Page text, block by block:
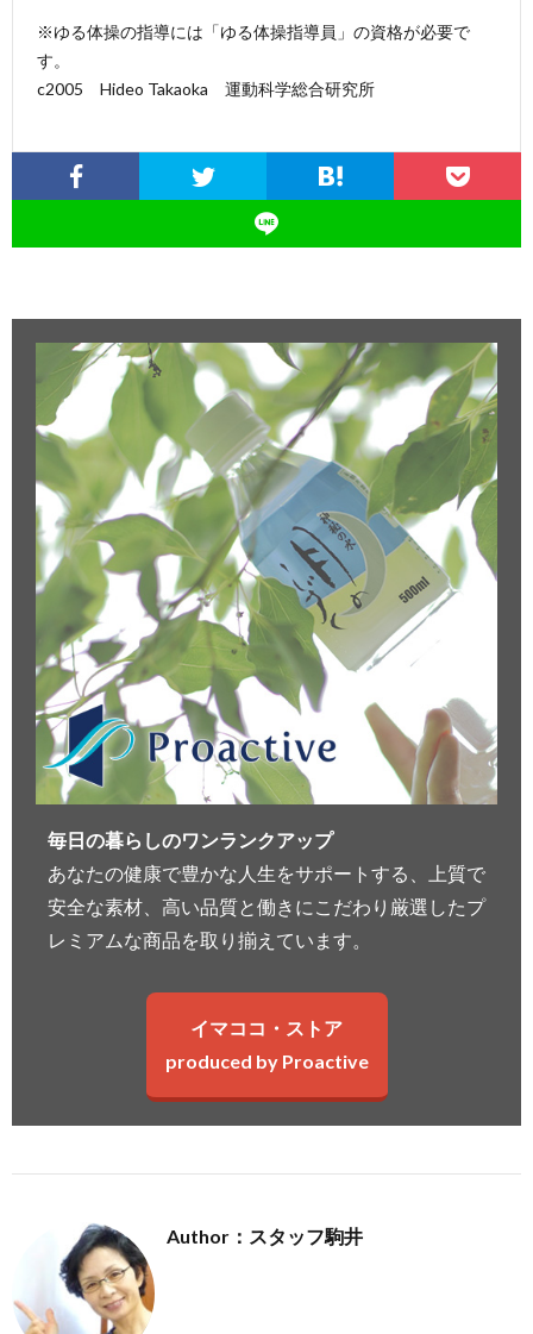
※ゆる体操の指導には「ゆる体操指導員」の資格が必要で
す。
c2005 Hideo Takaoka 運動科学総合研究所
毎日の暮らしのワンランクアップ
あなたの健康で豊かな人生をサポートする、上質で
安全な素材、高い品質と働きにこだわり厳選したプ
レミアムな商品を取り揃えています。
イマココ・ストア
produced by Proactive
Author：スタッフ駒井